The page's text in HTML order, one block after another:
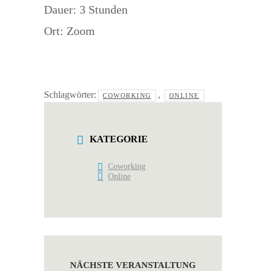
Dauer: 3 Stunden
Ort: Zoom
Schlagwörter: COWORKING , ONLINE
KATEGORIE
Coworking
Online
NÄCHSTE VERANSTALTUNG